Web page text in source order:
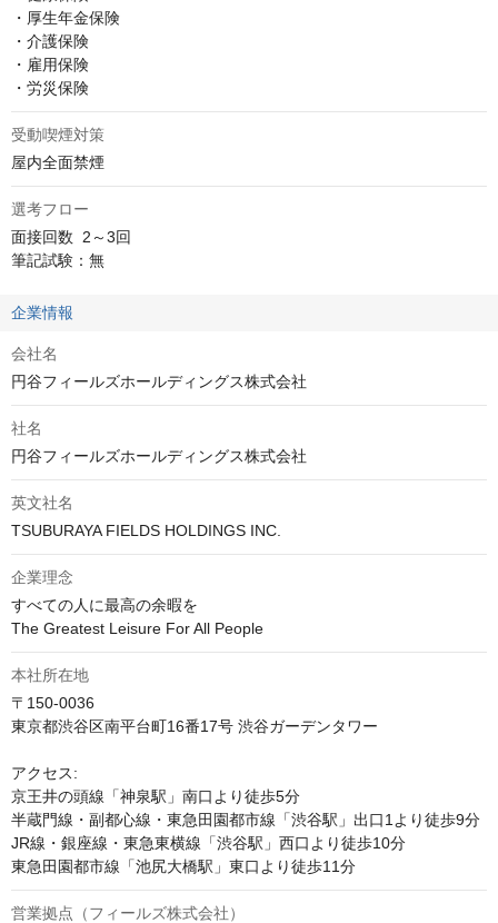
・厚生年金保険
・介護保険
・雇用保険
・労災保険
受動喫煙対策
屋内全面禁煙
選考フロー
面接回数	2～3回
筆記試験：無
企業情報
会社名
円谷フィールズホールディングス株式会社
社名
円谷フィールズホールディングス株式会社
英文社名
TSUBURAYA FIELDS HOLDINGS INC.
企業理念
すべての人に最高の余暇を
The Greatest Leisure For All People
本社所在地
〒150-0036
東京都渋谷区南平台町16番17号 渋谷ガーデンタワー
アクセス:
京王井の頭線「神泉駅」南口より徒歩5分
半蔵門線・副都心線・東急田園都市線「渋谷駅」出口1より徒歩9分
JR線・銀座線・東急東横線「渋谷駅」西口より徒歩10分
東急田園都市線「池尻大橋駅」東口より徒歩11分
営業拠点（フィールズ株式会社）